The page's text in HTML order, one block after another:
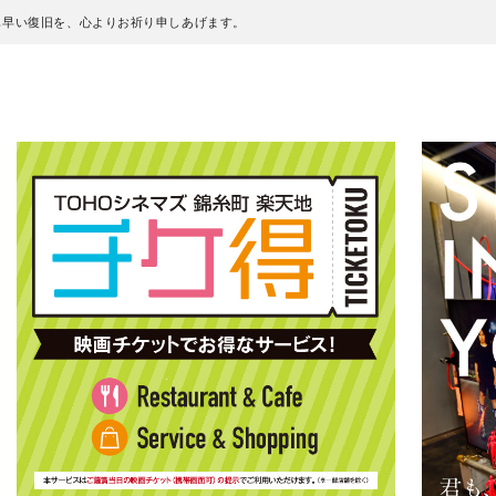
い復旧を、心よりお祈り申しあげます。